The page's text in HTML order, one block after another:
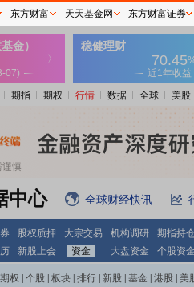
期指 期权 行情 数据 全球 美股
中心 全球财经快讯
股权质押 大宗交易 机构调研 期指持
新股上会 资金 大盘资金 个股资金
期权 个股 板块 排行 新股 基金 港股 美
东方财富 天天基金网 东方财富证券